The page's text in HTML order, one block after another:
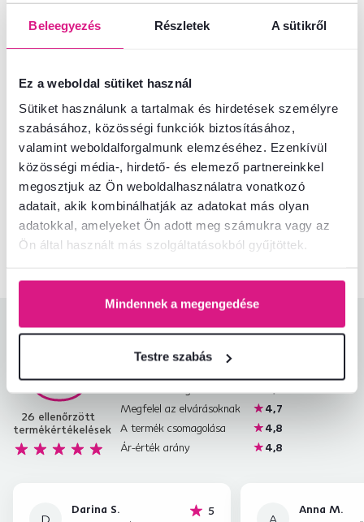
Beleegyezés Részletek A sütikről
Ez a weboldal sütiket használ
Sütiket használunk a tartalmak és hirdetések személyre
szabásához, közösségi funkciók biztosításához,
valamint weboldalforgalmunk elemzéséhez. Ezenkívül
közösségi média-, hirdető- és elemező partnereinkkel
megosztjuk az Ön weboldalhasználatra vonatkozó
adatait, akik kombinálhatják az adatokat más olyan
adatokkal, amelyeket Ön adott meg számukra vagy az
Ön által használt más szolgáltatásokból gyűjtöttek.
Mindennek a megengedése
Testre szabás
Méretek és specifikációk
Telepítési útmutató
Nem találta meg a szükséges információkat?
Vegye fel velünk a kapcsolatot, és örömmel adunk tanácsot
+36 20 512 1458 Beszélgetés indítása
Termékértékelések
4,8
26 ellenőrzött
termékértékelések
Megfelel az elvárásoknak
4,7
A termék csomagolása
4,8
Ár-érték arány
4,8
D
Darina S. 5hviezdičiek
A
Anna M.